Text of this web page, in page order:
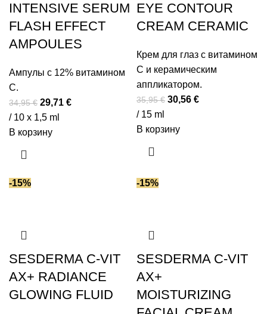
INTENSIVE SERUM
FLASH EFFECT
AMPOULES
Ампулы с 12% витамином
С.
34,95€ Первоначальная
цена
составляла
29,71 €Текущая
/ 10 x 1,5 ml
В корзину
EYE CONTOUR
CREAM CERAMIC
Крем для глаз с витамином
C и керамическим
аппликатором.
35,95€ Первоначальная
составляла
30,56 €Текущая
/ 15 ml
В корзину
-15%
SESDERMA C-VIT
AX+ RADIANCE
GLOWING FLUID
-15%
SESDERMA C-VIT
AX+
MOISTURIZING